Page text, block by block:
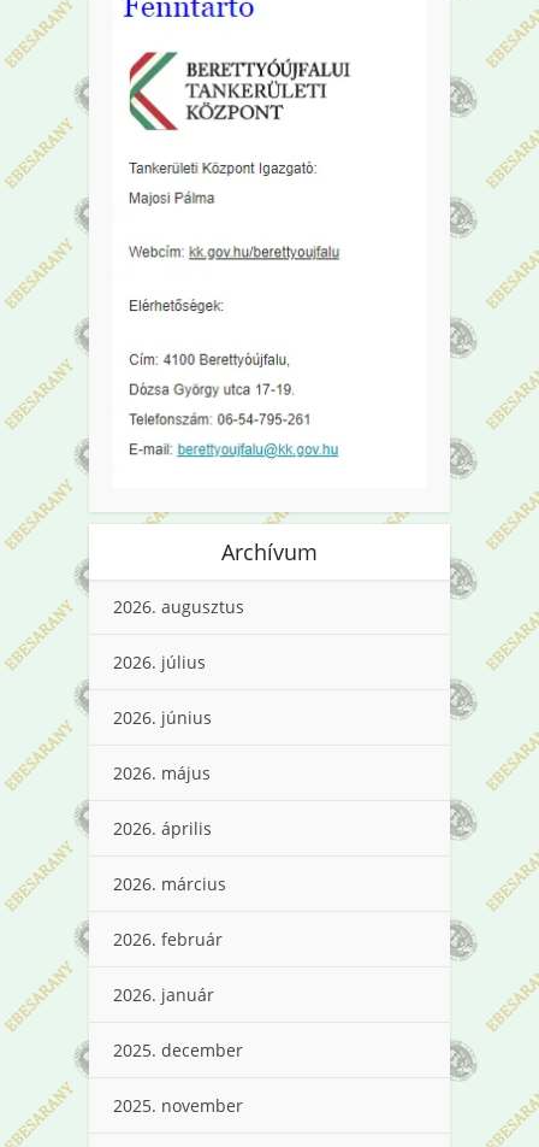
Archívum
2026. augusztus
2026. július
2026. június
2026. május
2026. április
2026. március
2026. február
2026. január
2025. december
2025. november